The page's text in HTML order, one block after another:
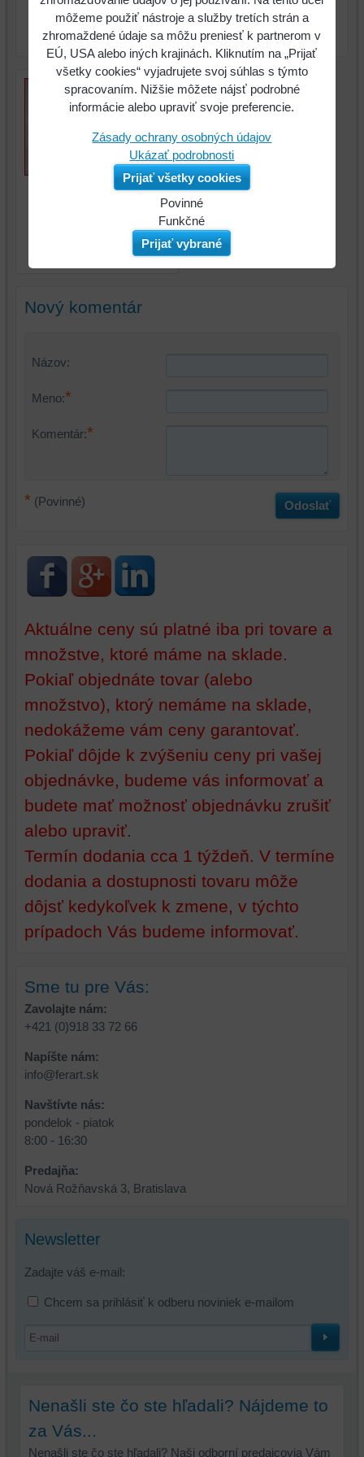
širokým otvorom s
funkciou Easy-Release,
205mm
funkciou Easy-Release,
205mm
Škripcové kliešte s
funkciou Easy-Release,
Nový komentár
Názov:
Meno:*
Komentár:*
* (Povinné) Odoslať
Aktuálne ceny sú platné iba pri tovare a
množstve, ktoré máme na sklade.
Pokiaľ objednáte tovar (alebo
množstvo), ktorý nemáme na sklade,
nedokážeme vám ceny garantovať.
Pokiaľ dôjde k zvýšeniu ceny pri vašej
objednávke, budeme vás informovať a
budete mať možnosť objednávku zrušiť
alebo upraviť.
Termín dodania cca 1 týždeň. V termíne
dodania a dostupnosti tovaru môže
dôjsť kedykoľvek k zmene, v týchto
prípadoch Vás budeme informovať.
Sme tu pre Vás:
Zavolajte nám:
+421 (0)918 33 72 66
Napíšte nám:
info@ferart.sk
Navštívte nás:
pondelok - piatok
8:00 - 16:30
Predajňa:
Nová Rožňavská 3, Bratislava
Newsletter
Zadajte váš e-mail:
Chcem sa prihlásiť k odberu noviniek e-mailom
Nenašli ste čo ste hľadali? Nájdeme to
za Vás...
Nenašli ste čo ste hľadali? Naši odborní predajcovia Vám
môžeme použiť nástroje a služby tretích strán a
zhromaždené údaje sa môžu preniesť k partnerom v
EÚ, USA alebo iných krajinách. Kliknutím na „Prijať
všetky cookies“ vyjadrujete svoj súhlas s týmto
spracovaním. Nižšie môžete nájsť podrobné
informácie alebo upraviť svoje preferencie.
Zásady ochrany osobných údajov
Ukázať podrobnosti
Prijať všetky cookies
Povinné
na
(súbory
a
prehliadača)
relácie
základnej
funkčnosti
platformy,
z
prehliadania
zabezpečenia.
Funkčné
vašom
cookie
úložiská
aby
doplnkové
zlepšujú
váš
zážitok
prehliadania,
ukladať
z
vašich
preferencií
bez
toho,
aby
ste
mali
používateľský
alebo
bez
prihlásenia,
používať
skripty
tretích
strán,
widgety
Prijať vybrané